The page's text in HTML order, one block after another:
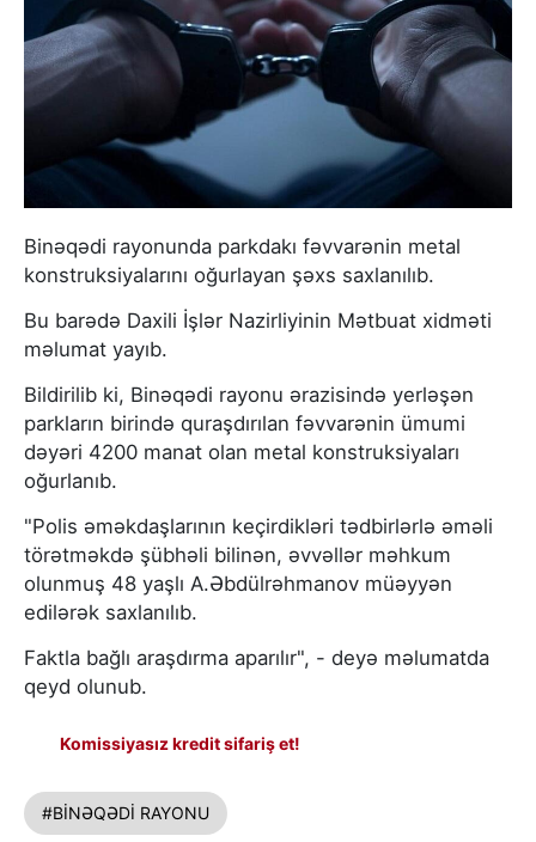
Binəqədi rayonunda parkdakı fəvvarənin metal
konstruksiyalarını oğurlayan şəxs saxlanılıb.
Bu barədə Daxili İşlər Nazirliyinin Mətbuat xidməti
məlumat yayıb.
Bildirilib ki, Binəqədi rayonu ərazisində yerləşən
parkların birində quraşdırılan fəvvarənin ümumi
dəyəri 4200 manat olan metal konstruksiyaları
oğurlanıb.
"Polis əməkdaşlarının keçirdikləri tədbirlərlə əməli
törətməkdə şübhəli bilinən, əvvəllər məhkum
olunmuş 48 yaşlı A.Əbdülrəhmanov müəyyən
edilərək saxlanılıb.
Faktla bağlı araşdırma aparılır", - deyə məlumatda
qeyd olunub.
Komissiyasız kredit sifariş et!
#BİNƏQƏDİ RAYONU